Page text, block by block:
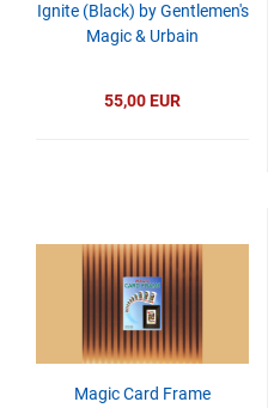
Ignite (Black) by Gentlemen's
Magic & Urbain
55,00 EUR
Magic Card Frame